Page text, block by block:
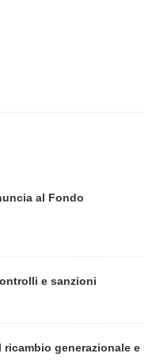
al Fondo
e sanzioni
generazionale e